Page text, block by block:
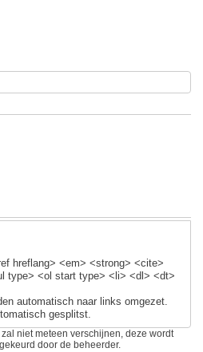
hreflang> <em> <strong> <cite>
type> <ol start type> <li> <dl> <dt>
automatisch naar links omgezet.
gesplitst.
niet meteen verschijnen, deze wordt
door de beheerder.